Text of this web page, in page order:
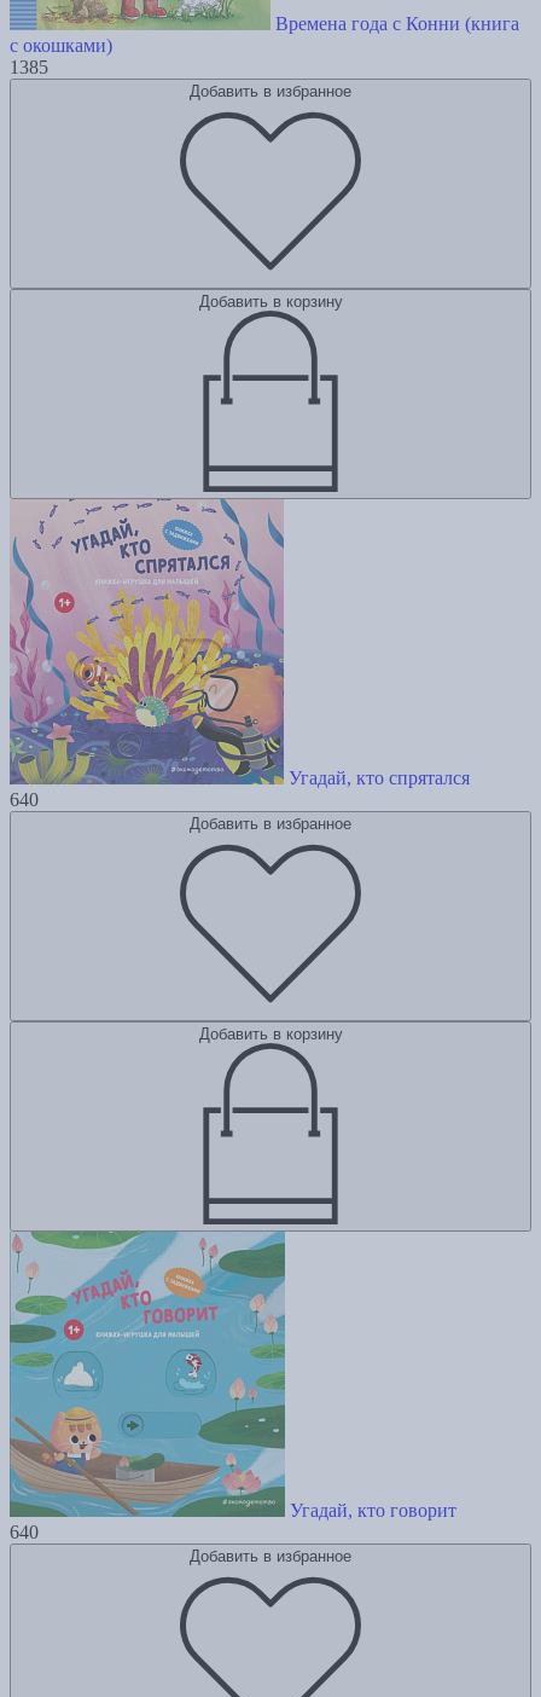
Времена года с Конни (книга
с окошками)
1385
Добавить в избранное
Добавить в корзину
Угадай, кто спрятался
640
Добавить в избранное
Добавить в корзину
Угадай, кто говорит
640
Добавить в избранное